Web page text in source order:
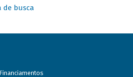
de busca
Financiamentos